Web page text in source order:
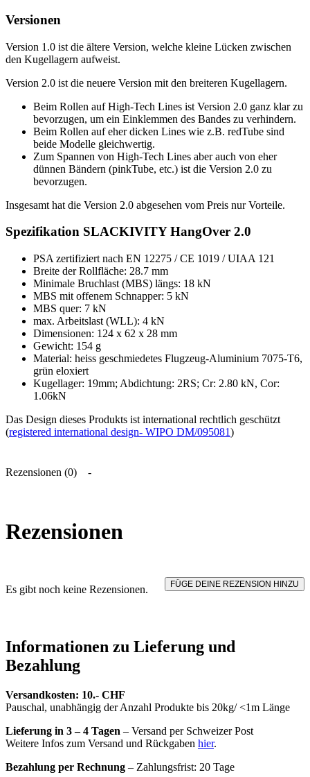
Versionen
Version 1.0 ist die ältere Version, welche kleine Lücken zwischen
den Kugellagern aufweist.
Version 2.0 ist die neuere Version mit den breiteren Kugellagern.
Beim Rollen auf High-Tech Lines ist Version 2.0 ganz klar zu
bevorzugen, um ein Einklemmen des Bandes zu verhindern.
Beim Rollen auf eher dicken Lines wie z.B. redTube sind
beide Modelle gleichwertig.
Zum Spannen von High-Tech Lines aber auch von eher
dünnen Bändern (pinkTube, etc.) ist die Version 2.0 zu
bevorzugen.
Insgesamt hat die Version 2.0 abgesehen vom Preis nur Vorteile.
Spezifikation SLACKIVITY HangOver 2.0
PSA zertifiziert nach EN 12275 / CE 1019 / UIAA 121
Breite der Rollfläche: 28.7 mm
Minimale Bruchlast (MBS) längs: 18 kN
MBS mit offenem Schnapper: 5 kN
MBS quer: 7 kN
max. Arbeitslast (WLL): 4 kN
Dimensionen: 124 x 62 x 28 mm
Gewicht: 154 g
Material: heiss geschmiedetes Flugzeug-Aluminium 7075-T6,
grün eloxiert
Kugellager: 19mm; Abdichtung: 2RS; Cr: 2.80 kN, Cor:
1.06kN
Das Design dieses Produkts ist international rechtlich geschützt
(registered international design- WIPO DM/095081)
Rezensionen (0)
Rezensionen
Es gibt noch keine Rezensionen. FÜGE DEINE REZENSION HINZU
Informationen zu Lieferung und
Bezahlung
Versandkosten: 10.- CHF
Pauschal, unabhängig der Anzahl Produkte bis 20kg/ <1m Länge
Lieferung in 3 – 4 Tagen – Versand per Schweizer Post
Weitere Infos zum Versand und Rückgaben hier.
Bezahlung per Rechnung – Zahlungsfrist: 20 Tage